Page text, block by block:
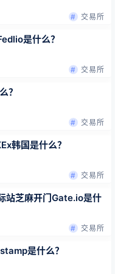
交易所
是什么？
交易所
？
交易所
韩国是什么？
交易所
站芝麻开门Gate.io是什
交易所
是什么？